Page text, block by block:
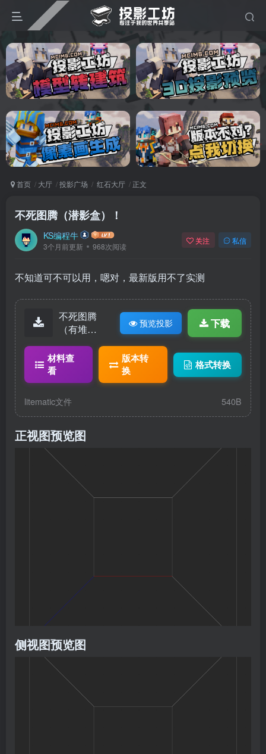
首页 大厅 投影广场 红石大厅 正文
不死图腾（潜影盒）！
KS编程牛
3个月前更新 968次阅读
关注 私信
不知道可不可以用，嗯对，最新版用不了实测
不死图腾
（有堆
ic
预览投影 下载
材料查
看
版本转
换
格式转换
litematic文件 540B
正视图预览图
侧视图预览图